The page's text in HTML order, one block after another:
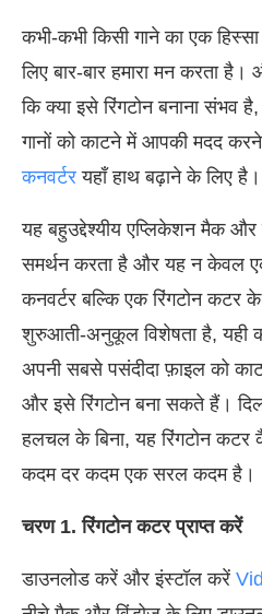
कभी-कभी किसी गाने का एक
लिए बार-बार हमारा मन करता
कि क्या इसे रिंगटोन बनाना संभव
गानों को काटने में आपकी मदद
कनवर्टर यहाँ हाथ बढ़ाने के लिए है।
यह बहुउद्देश्यीय एप्लिकेशन मैक और
समर्थन करता है और यह न केवल
कनवर्टर बल्कि एक रिंगटोन
शुरुआती-अनुकूल विशेषता है, यही
अपनी सबसे पसंदीदा फ़ाइल को
और इसे रिंगटोन बना सकते हैं।
हलचल के बिना, यह रिंगटोन
कदम दर कदम एक सरल कदम है।
चरण 1. रिंगटोन कटर प्राप्त करें
डाउनलोड करें और इंस्टॉल करें